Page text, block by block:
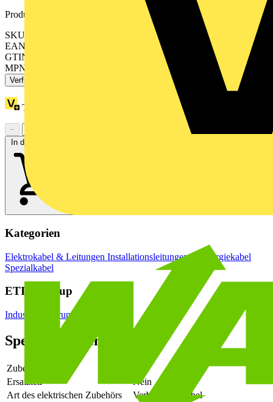
Produktkennzeichen
SKU: VW3EF132R100
EAN: 3606489926069
GTIN: 3606489926069
MPN: VW3EF132R100
Verfügbar: 1 Händler
Treuepunkte:
−
In den Warenkorb
Kategorien
Elektrokabel & Leitungen Installationsleitungen & Energiekabel
Spezialkabel
ETIM Group
Industriesteuerungen SPS
Spezifikationen
Zubehör
Ersatzteil
Nein
Art des elektrischen Zubehörs
Verbindungskabel